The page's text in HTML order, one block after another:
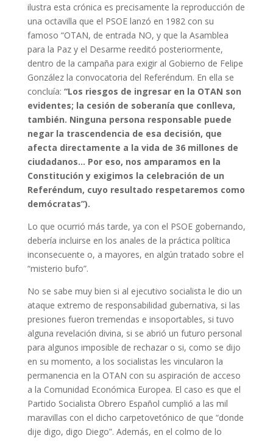
ilustra esta crónica es precisamente la reproducción de
una octavilla que el PSOE lanzó en 1982 con su
famoso “OTAN, de entrada NO, y que la Asamblea
para la Paz y el Desarme reeditó posteriormente,
dentro de la campaña para exigir al Gobierno de Felipe
González la convocatoria del Referéndum. En ella se
concluía: “Los riesgos de ingresar en la OTAN son
evidentes; la cesión de soberanía que conlleva,
también. Ninguna persona responsable puede
negar la trascendencia de esa decisión, que
afecta directamente a la vida de 36 millones de
ciudadanos… Por eso, nos amparamos en la
Constitución y exigimos la celebración de un
Referéndum, cuyo resultado respetaremos como
demócratas”).
Lo que ocurrió más tarde, ya con el PSOE gobernando,
debería incluirse en los anales de la práctica política
inconsecuente o, a mayores, en algún tratado sobre el
“misterio bufo”.
No se sabe muy bien si al ejecutivo socialista le dio un
ataque extremo de responsabilidad gubernativa, si las
presiones fueron tremendas e insoportables, si tuvo
alguna revelación divina, si se abrió un futuro personal
para algunos imposible de rechazar o si, como se dijo
en su momento, a los socialistas les vincularon la
permanencia en la OTAN con su aspiración de acceso
a la Comunidad Económica Europea. El caso es que el
Partido Socialista Obrero Español cumplió a las mil
maravillas con el dicho carpetovetónico de que “donde
dije digo, digo Diego”. Además, en el colmo de lo